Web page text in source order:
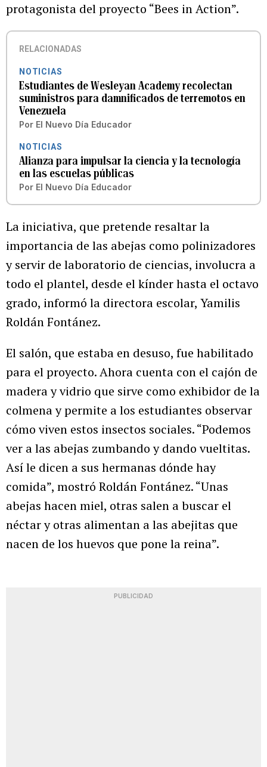
protagonista del proyecto “Bees in Action”.
RELACIONADAS
NOTICIAS
Estudiantes de Wesleyan Academy recolectan
suministros para damnificados de terremotos en
Venezuela
Por El Nuevo Día Educador
NOTICIAS
Alianza para impulsar la ciencia y la tecnología
en las escuelas públicas
Por El Nuevo Día Educador
La iniciativa, que pretende resaltar la
importancia de las abejas como polinizadores
y servir de laboratorio de ciencias, involucra a
todo el plantel, desde el kínder hasta el octavo
grado, informó la directora escolar, Yamilis
Roldán Fontánez.
El salón, que estaba en desuso, fue habilitado
para el proyecto. Ahora cuenta con el cajón de
madera y vidrio que sirve como exhibidor de la
colmena y permite a los estudiantes observar
cómo viven estos insectos sociales. “Podemos
ver a las abejas zumbando y dando vueltitas.
Así le dicen a sus hermanas dónde hay
comida”, mostró Roldán Fontánez. “Unas
abejas hacen miel, otras salen a buscar el
néctar y otras alimentan a las abejitas que
nacen de los huevos que pone la reina”.
PUBLICIDAD